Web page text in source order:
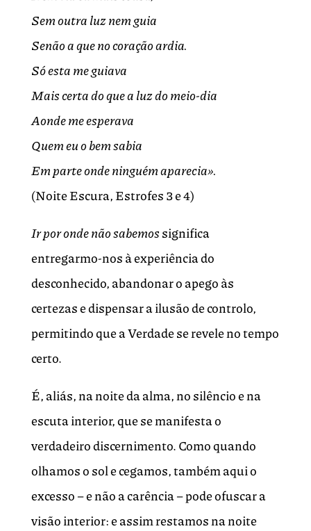
Sem outra luz nem guia
Senão a que no coração ardia.
Só esta me guiava
Mais certa do que a luz do meio-dia
Aonde me esperava
Quem eu o bem sabia
Em parte onde ninguém aparecia».
(Noite Escura, Estrofes 3 e 4)
Ir por onde não sabemossignifica
entregarmo-nos à experiência do
desconhecido, abandonar o apego às
certezas e dispensar a ilusão de controlo,
permitindo que a Verdade se revele no tempo
certo.
É, aliás, na noite da alma, no silêncio e na
escuta interior, que se manifesta o
verdadeiro discernimento. Como quando
olhamos o sol e cegamos, também aqui o
excesso – e não a carência – pode ofuscar a
visão interior: e assim restamos na noite